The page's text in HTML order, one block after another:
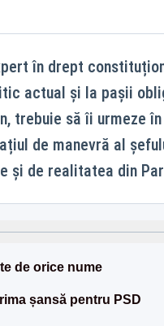
în drept
actual și la pașii
trebuie să îi urmeze
de manevră al
și de realitatea din
de orice nume
șansă pentru PSD